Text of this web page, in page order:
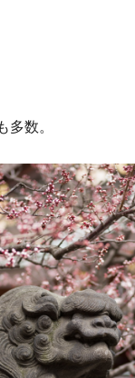
多数。